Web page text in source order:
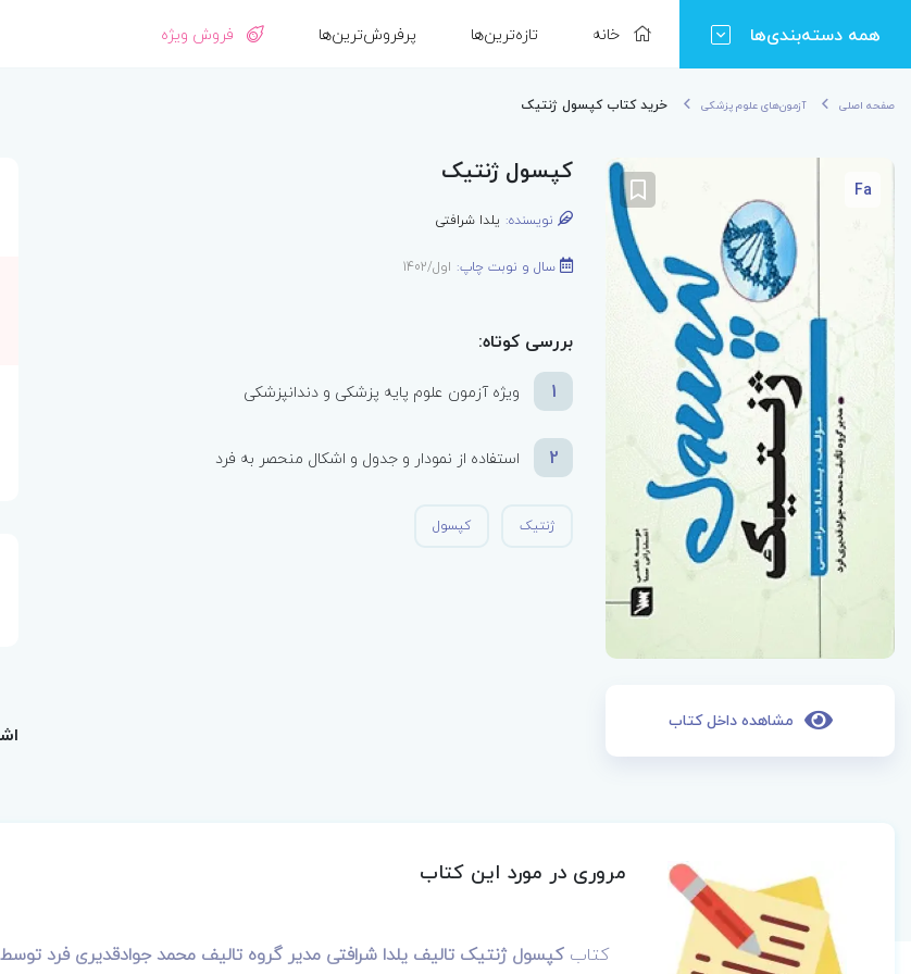
همه دسته‌بندی‌ها خانه تازه‌ترین‌ها پرفروش‌ترین‌ها فروش ویژه
صفحه اصلی آزمون‌های علوم پزشکی خرید کتاب کپسول ژنتیک
Fa
مشاهده داخل کتاب
کپسول ژنتیک
نویسنده: یلدا شرافتی
سال و نوبت چاپ: اول/1402
بررسی کوتاه:
1
ویژه آزمون علوم پایه پزشکی و دندانپزشکی
2 استفاده از نمودار و جدول و اشکال منحصر به فرد
ژنتیک کپسول
مروری در مورد این کتاب
کتابکپسول ژنتیک تالیف یلدا شرافتی مدیر گروه تالیف محمد جوادقدیری فرد